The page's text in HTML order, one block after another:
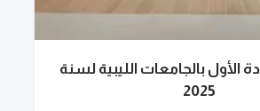
الأول بالجامعات الليبية لسنة
2025